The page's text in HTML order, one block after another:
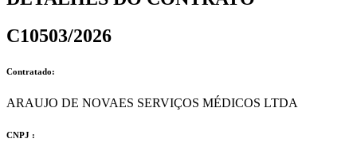
C10503/2026
Contratado:
ARAUJO DE NOVAES SERVIÇOS MÉDICOS LTDA
CNPJ :